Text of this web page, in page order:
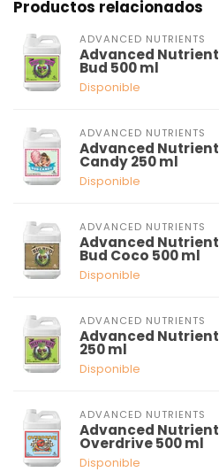
Productos relacionados
ADVANCED NUTRIENTS
Advanced
Bud 500 ml
Disponible
ADVANCED NUTRIENTS
Advanced
Candy 250 ml
Disponible
ADVANCED NUTRIENTS
Advanced
Bud Coco 500 ml
Disponible
ADVANCED NUTRIENTS
Advanced
250 ml
Disponible
ADVANCED NUTRIENTS
Advanced
Overdrive 500 ml
Disponible